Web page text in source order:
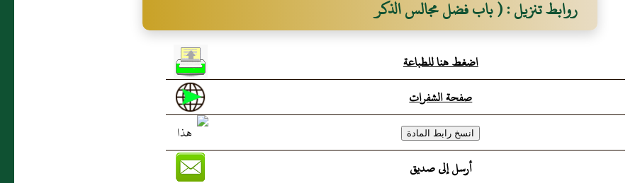
روابط تنزيل : ( باب فضل مجالس الذكر
اضغط هنا للطباعة
صفحة الشفرات
أرسل إلى صديق